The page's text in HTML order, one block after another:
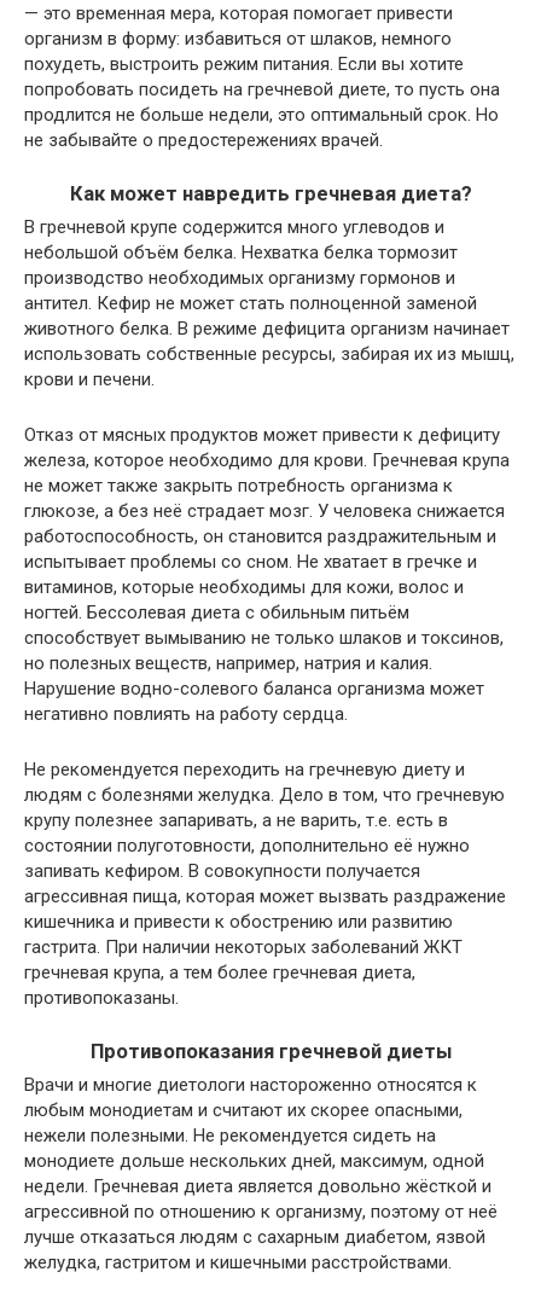
— это временная мера, которая помогает привести
организм в форму: избавиться от шлаков, немного
похудеть, выстроить режим питания. Если вы хотите
попробовать посидеть на гречневой диете, то пусть она
продлится не больше недели, это оптимальный срок. Но
не забывайте о предостережениях врачей.
Как может навредить гречневая диета?
В гречневой крупе содержится много углеводов и
небольшой объём белка. Нехватка белка тормозит
производство необходимых организму гормонов и
антител. Кефир не может стать полноценной заменой
животного белка. В режиме дефицита организм начинает
использовать собственные ресурсы, забирая их из мышц,
крови и печени.
Отказ от мясных продуктов может привести к дефициту
железа, которое необходимо для крови. Гречневая крупа
не может также закрыть потребность организма к
глюкозе, а без неё страдает мозг. У человека снижается
работоспособность, он становится раздражительным и
испытывает проблемы со сном. Не хватает в гречке и
витаминов, которые необходимы для кожи, волос и
ногтей. Бессолевая диета с обильным питьём
способствует вымыванию не только шлаков и токсинов,
но полезных веществ, например, натрия и калия.
Нарушение водно-солевого баланса организма может
негативно повлиять на работу сердца.
Не рекомендуется переходить на гречневую диету и
людям с болезнями желудка. Дело в том, что гречневую
крупу полезнее запаривать, а не варить, т.е. есть в
состоянии полуготовности, дополнительно её нужно
запивать кефиром. В совокупности получается
агрессивная пища, которая может вызвать раздражение
кишечника и привести к обострению или развитию
гастрита. При наличии некоторых заболеваний ЖКТ
гречневая крупа, а тем более гречневая диета,
противопоказаны.
Противопоказания гречневой диеты
Врачи и многие диетологи настороженно относятся к
любым монодиетам и считают их скорее опасными,
нежели полезными. Не рекомендуется сидеть на
монодиете дольше нескольких дней, максимум, одной
недели. Гречневая диета является довольно жёсткой и
агрессивной по отношению к организму, поэтому от неё
лучше отказаться людям с сахарным диабетом, язвой
желудка, гастритом и кишечными расстройствами.